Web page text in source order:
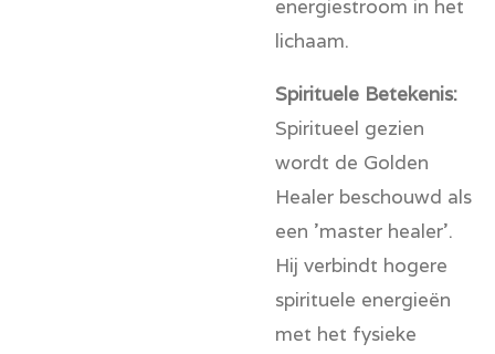
energiestroom in het
lichaam.
Spirituele Betekenis:
Spiritueel gezien
wordt de Golden
Healer beschouwd als
een 'master healer'.
Hij verbindt hogere
spirituele energieën
met het fysieke